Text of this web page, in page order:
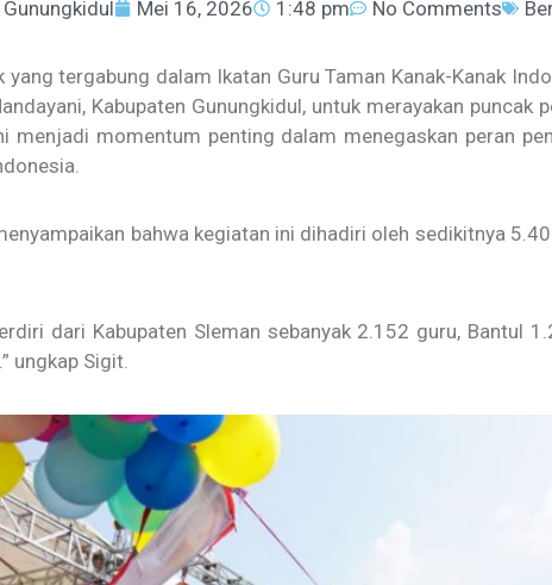
Mei 16, 2026 1:48 pm No Comments
yang tergabung dalam Ikatan Guru Taman Kanak-Kanak
Kabupaten Gunungkidul, untuk merayakan puncak
momentum penting dalam menegaskan peran
bahwa kegiatan ini dihadiri oleh sedikitnya
dari Kabupaten Sleman sebanyak 2.152 guru, Bantul
ungkap Sigit.